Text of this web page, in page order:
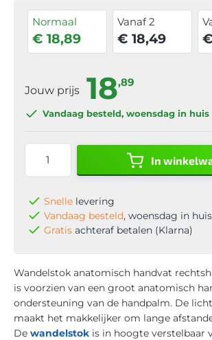
Normaal
€ 18,89
Vanaf 2
€ 18,49
Jouw prijs 18,89
Vandaag besteld, woensdag in huis
In
Snelle levering
Vandaag besteld, woensdag in huis
Gratis achteraf betalen (Klarna)
Wandelstok anatomisch handvat
is voorzien van een groot anatomisch
ondersteuning van de handpalm. De
maakt het makkelijker om lange
De wandelstok is in hoogte verstelbaar